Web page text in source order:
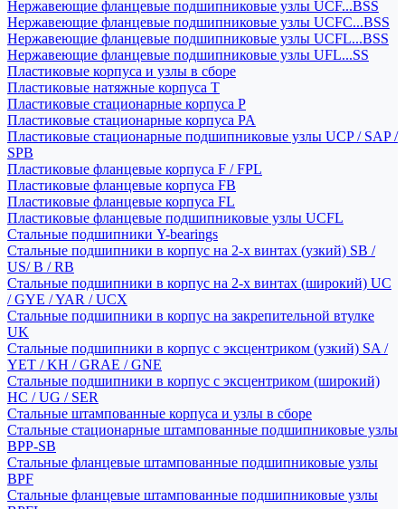
Нержавеющие фланцевые подшипниковые узлы UCF...BSS
Нержавеющие фланцевые подшипниковые узлы UCFC...BSS
Нержавеющие фланцевые подшипниковые узлы UCFL...BSS
Нержавеющие фланцевые подшипниковые узлы UFL...SS
Пластиковые корпуса и узлы в сборе
Пластиковые натяжные корпуса T
Пластиковые стационарные корпуса P
Пластиковые стационарные корпуса PA
Пластиковые стационарные подшипниковые узлы UCP / SAP /
SPB
Пластиковые фланцевые корпуса F / FPL
Пластиковые фланцевые корпуса FB
Пластиковые фланцевые корпуса FL
Пластиковые фланцевые подшипниковые узлы UCFL
Стальные подшипники Y-bearings
Стальные подшипники в корпус на 2-х винтах (узкий) SB /
US/ B / RB
Стальные подшипники в корпус на 2-х винтах (широкий) UC
/ GYE / YAR / UCX
Стальные подшипники в корпус на закрепительной втулке
UK
Стальные подшипники в корпус с эксцентриком (узкий) SA /
YET / KH / GRAE / GNE
Стальные подшипники в корпус с эксцентриком (широкий)
HC / UG / SER
Стальные штампованные корпуса и узлы в сборе
Стальные стационарные штампованные подшипниковые узлы
BPP-SB
Стальные фланцевые штампованные подшипниковые узлы
BPF
Стальные фланцевые штампованные подшипниковые узлы